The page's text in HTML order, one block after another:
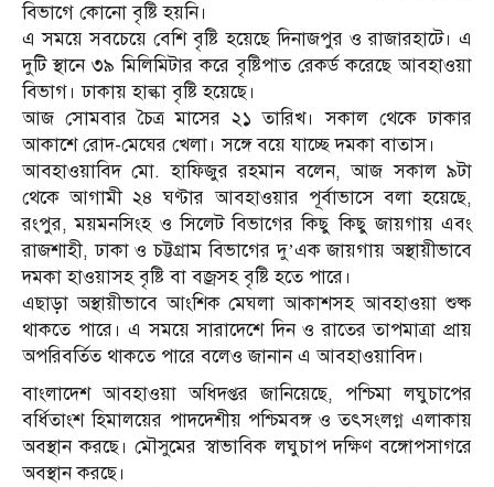
বিভাগে কোনো বৃষ্টি হয়নি।
এ সময়ে সবচেয়ে বেশি বৃষ্টি হয়েছে দিনাজপুর ও রাজারহাটে। এ
দুটি স্থানে ৩৯ মিলিমিটার করে বৃষ্টিপাত রেকর্ড করেছে আবহাওয়া
বিভাগ। ঢাকায় হাল্কা বৃষ্টি হয়েছে।
আজ সোমবার চৈত্র মাসের ২১ তারিখ। সকাল থেকে ঢাকার
আকাশে রোদ-মেঘের খেলা। সঙ্গে বয়ে যাচ্ছে দমকা বাতাস।
আবহাওয়াবিদ মো. হাফিজুর রহমান বলেন, আজ সকাল ৯টা
থেকে আগামী ২৪ ঘণ্টার আবহাওয়ার পূর্বাভাসে বলা হয়েছে,
রংপুর, ময়মনসিংহ ও সিলেট বিভাগের কিছু কিছু জায়গায় এবং
রাজশাহী, ঢাকা ও চট্টগ্রাম বিভাগের দু’এক জায়গায় অস্থায়ীভাবে
দমকা হাওয়াসহ বৃষ্টি বা বজ্রসহ বৃষ্টি হতে পারে।
এছাড়া অস্থায়ীভাবে আংশিক মেঘলা আকাশসহ আবহাওয়া শুষ্ক
থাকতে পারে। এ সময়ে সারাদেশে দিন ও রাতের তাপমাত্রা প্রায়
অপরিবর্তিত থাকতে পারে বলেও জানান এ আবহাওয়াবিদ।
বাংলাদেশ আবহাওয়া অধিদপ্তর জানিয়েছে, পশ্চিমা লঘুচাপের
বর্ধিতাংশ হিমালয়ের পাদদেশীয় পশ্চিমবঙ্গ ও তৎসংলগ্ন এলাকায়
অবস্থান করছে। মৌসুমের স্বাভাবিক লঘুচাপ দক্ষিণ বঙ্গোপসাগরে
অবস্থান করছে।